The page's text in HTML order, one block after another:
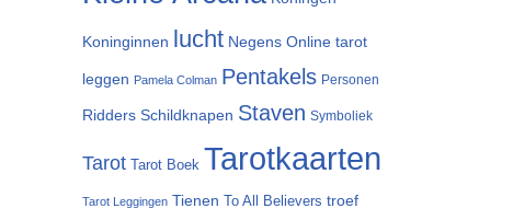
Koninginnen lucht Negens Online tarot
leggen Pamela Colman Pentakels Personen
Ridders Schildknapen Staven Symboliek
Tarot Tarot Boek Tarotkaarten
Tarot Leggingen Tienen To All Believers troef